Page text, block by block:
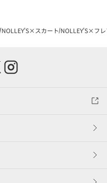
NOLLEY'S×スカート NOLLEY'S×フ